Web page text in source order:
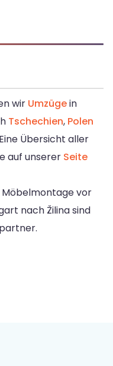
wir Umzügein
Tschechien, Polen
Übersicht aller
auf unserer Seite
vor
nach Žilina sind